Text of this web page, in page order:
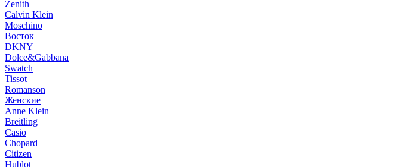
Zenith
Calvin Klein
Moschino
Восток
DKNY
Dolce&Gabbana
Swatch
Tissot
Romanson
Женские
Anne Klein
Breitling
Casio
Chopard
Citizen
Hublot